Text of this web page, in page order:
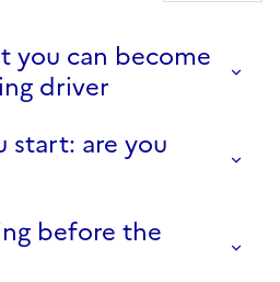
you can become
driver
start: are you
before the